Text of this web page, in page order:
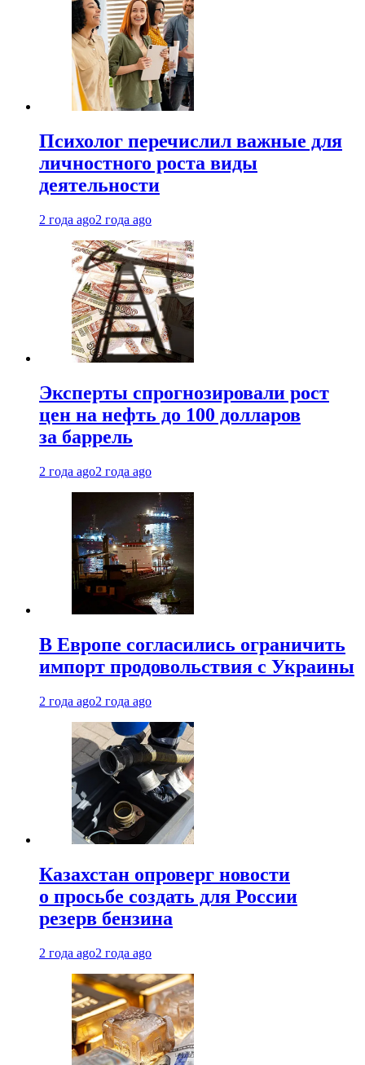
Психолог перечислил важные для
личностного роста виды
деятельности
2 года ago2 года ago
Эксперты спрогнозировали рост
цен на нефть до 100 долларов
за баррель
2 года ago2 года ago
В Европе согласились ограничить
импорт продовольствия с Украины
2 года ago2 года ago
Казахстан опроверг новости
о просьбе создать для России
резерв бензина
2 года ago2 года ago